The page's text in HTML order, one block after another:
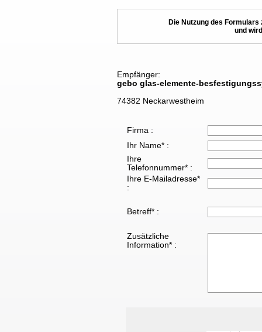
Die Nutzung des
und
Empfänger:
gebo glas-elemente-
74382 Neckarwestheim
Firma :
Ihr Name* :
Ihre
Telefonnummer* :
Ihre E-Mailadresse*
:
Betreff* :
Zusätzliche
Information* :